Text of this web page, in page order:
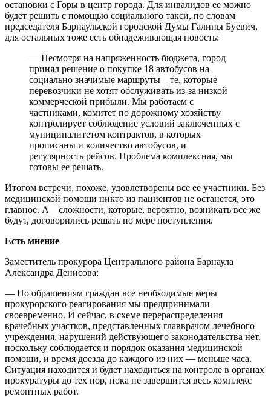
остановки с Горы в центр города. Для инвалидов ее можно
будет решить с помощью социального такси, по словам
председателя Барнаульской городской Думы Галины Буевич,
для остальных тоже есть обнадеживающая новость:
— Несмотря на напряженность бюджета, город
принял решение о покупке 18 автобусов на
социально значимые маршруты – те, которые
перевозчики не хотят обслуживать из-за низкой
коммерческой прибыли. Мы работаем с
частниками, комитет по дорожному хозяйству
контролирует соблюдение условий заключенных с
муниципалитетом контрактов, в которых
прописаны и количество автобусов, и
регулярность рейсов. Проблема комплексная, мы
готовы ее решать.
Итогом встречи, похоже, удовлетворены все ее участники. Без
медицинской помощи никто из пациентов не останется, это
главное. А сложности, которые, вероятно, возникать все же
будут, договорились решать по мере поступления.
Есть мнение
Заместитель прокурора Центрального района Барнаула
Александра Денисова:
— По обращениям граждан все необходимые меры
прокурорского реагирования мы предпринимали
своевременно. И сейчас, в схеме перераспределения
врачебных участков, представленных главврачом лечебного
учреждения, нарушений действующего законодательства нет,
поскольку соблюдается и порядок оказания медицинской
помощи, и время доезда до каждого из них — меньше часа.
Ситуация находится и будет находиться на контроле в органах
прокуратуры до тех пор, пока не завершится весь комплекс
ремонтных работ.